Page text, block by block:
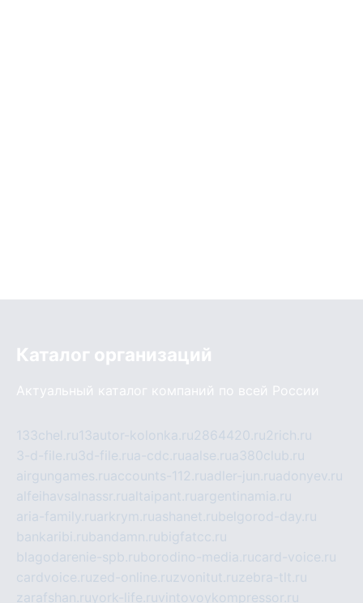
Каталог организаций
Актуальный каталог компаний по всей России
133chel.ru13autor-kolonka.ru2864420.ru2rich.ru
3-d-file.ru3d-file.rua-cdc.ruaalse.rua380club.ru
airgungames.ruaccounts-112.ruadler-jun.ruadonyev.ru
alfeihavsalnassr.rualtaipant.ruargentinamia.ru
aria-family.ruarkrym.ruashanet.rubelgorod-day.ru
bankaribi.rubandamn.rubigfatcc.ru
blagodarenie-spb.ruborodino-media.rucard-voice.ru
cardvoice.ruzed-online.ruzvonitut.ruzebra-tlt.ru
zarafshan.ruyork-life.ruvintovoykompressor.ru